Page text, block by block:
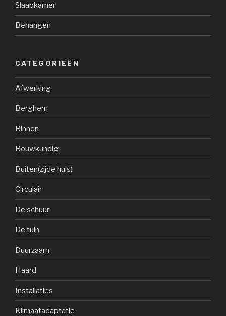
Slaapkamer
Behangen
CATEGORIEËN
Afwerking
Berghem
Binnen
Bouwkundig
Buiten(zijde huis)
Circulair
De schuur
De tuin
Duurzaam
Haard
Installaties
Klimaatadaptatie